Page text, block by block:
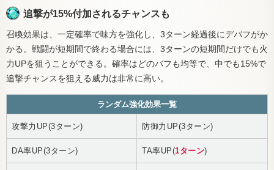
追撃が15%付加されるチャンスも
召喚効果は、一定確率で味方を強化し、3ターン経過後にデバフがか
かる。戦闘が短期間で終わる場合には、3ターンの短期間だけでも火
力UPを狙うことができる。確率はどのバフも均等で、中でも15%で
追撃チャンスを狙える威力は非常に高い。
ランダム強化効果一覧
攻撃力UP(3ターン) 防御力UP(3ターン)
DA率UP(3ターン) TA率UP(1ターン)